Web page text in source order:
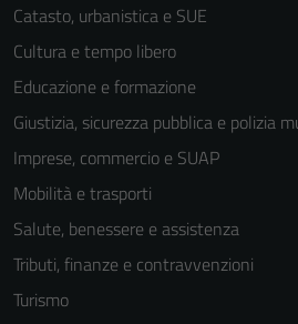
Catasto, urbanistica e SUE
Cultura e tempo libero
Educazione e formazione
Giustizia, sicurezza pubblica e polizia
Imprese, commercio e SUAP
Mobilità e trasporti
Salute, benessere e assistenza
Tributi, finanze e contravvenzioni
Turismo